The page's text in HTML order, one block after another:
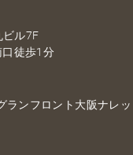
ビル7F
徒歩1分
ランフロント大阪ナレッ